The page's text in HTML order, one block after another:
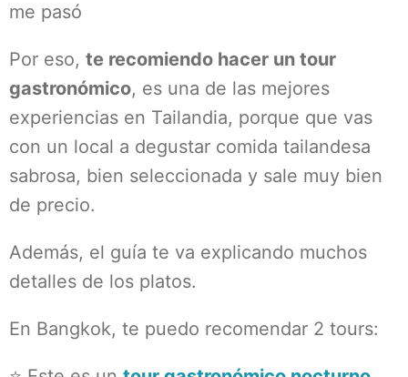
me pasó
Por eso, te recomiendo hacer un tour
gastronómico, es una de las mejores
experiencias en Tailandia, porque que vas
con un local a degustar comida tailandesa
sabrosa, bien seleccionada y sale muy bien
de precio.
Además, el guía te va explicando muchos
detalles de los platos.
En Bangkok, te puedo recomendar 2 tours: